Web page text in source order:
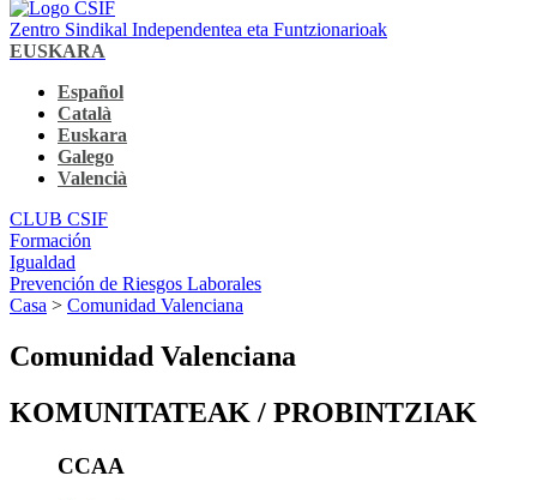
Zentro Sindikal Independentea eta Funtzionarioak
EUSKARA
Español
Català
Euskara
Galego
Valencià
CLUB CSIF
Formación
Igualdad
Prevención de Riesgos Laborales
Casa > Comunidad Valenciana
Comunidad Valenciana
KOMUNITATEAK / PROBINTZIAK
CCAA